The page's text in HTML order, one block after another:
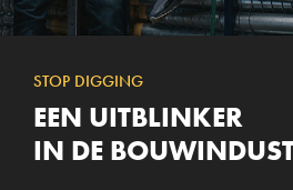
STOP DIGGING
EEN UITBLINKER
IN DE